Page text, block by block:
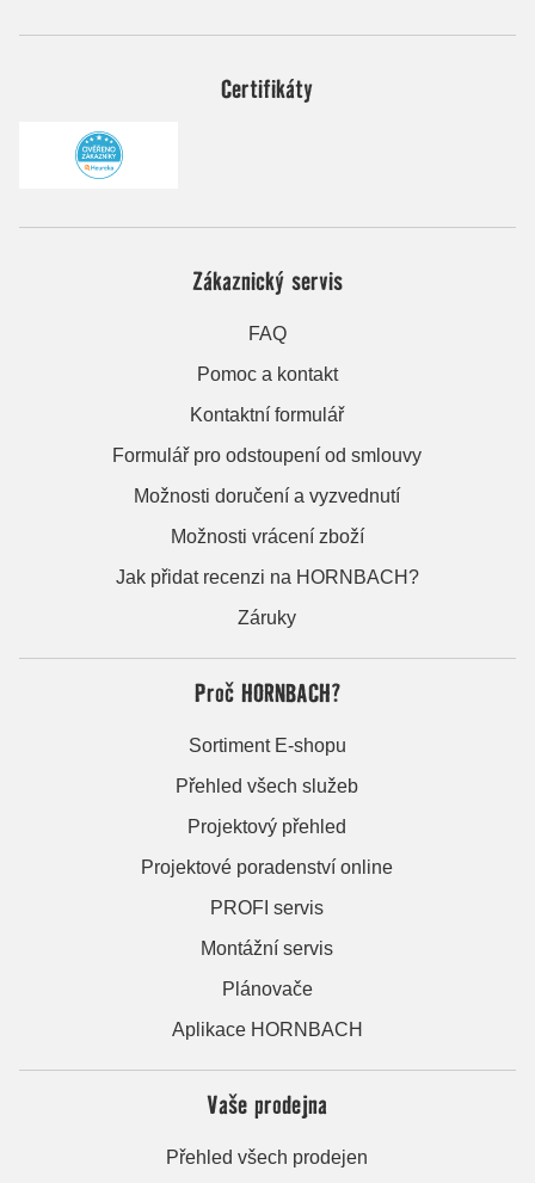
Certifikáty
Zákaznický servis
FAQ
Pomoc a kontakt
Kontaktní formulář
Formulář pro odstoupení od smlouvy
Možnosti doručení a vyzvednutí
Možnosti vrácení zboží
Jak přidat recenzi na HORNBACH?
Záruky
Proč HORNBACH?
Sortiment E-shopu
Přehled všech služeb
Projektový přehled
Projektové poradenství online
PROFI servis
Montážní servis
Plánovače
Aplikace HORNBACH
Vaše prodejna
Přehled všech prodejen